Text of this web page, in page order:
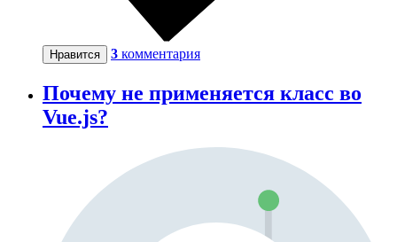
Нравится 3 комментария
Почему не применяется класс во
Vue.js?